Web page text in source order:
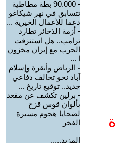
-
90.000 بطة مطاطية
تتسابق في نهر شيكاغو
دعما للأعمال الخيرية ...
- أزمة الذخائر تطارد
ترامب.. هل استنزفت
الحرب مع إيران مخزون
ا ...
- الرياض وأنقرة وإسلام
آباد نحو تحالف دفاعي
جديد.. توقيع تاريخ ...
- برلين تكشف عن مقعد
بألوان قوس قزح
لضحايا هجوم مسيرة
الفخر
المزيد.....